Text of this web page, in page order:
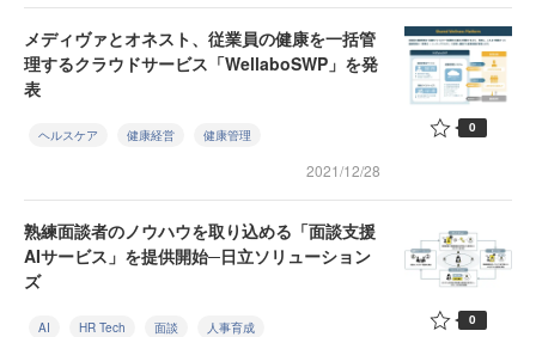
メディヴァとオネスト、従業員の健康を一括管
理するクラウドサービス「WellaboSWP」を発
表
ヘルスケア 健康経営 健康管理
2021/12/28
0
熟練面談者のノウハウを取り込める「面談支援
AIサービス」を提供開始─日立ソリューション
ズ
AI HR Tech 面談 人事育成 0